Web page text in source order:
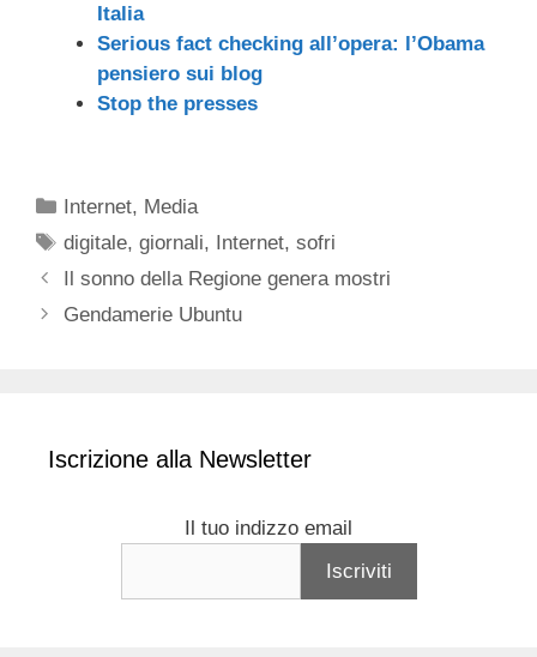
Italia
Serious fact checking all’opera: l’Obama
pensiero sui blog
Stop the presses
Categorie
Internet, Media
Tag
digitale,giornali, Internet,sofri
Il sonno della Regione genera mostri
Gendamerie Ubuntu
Iscrizione alla Newsletter
Il tuo indizzo email